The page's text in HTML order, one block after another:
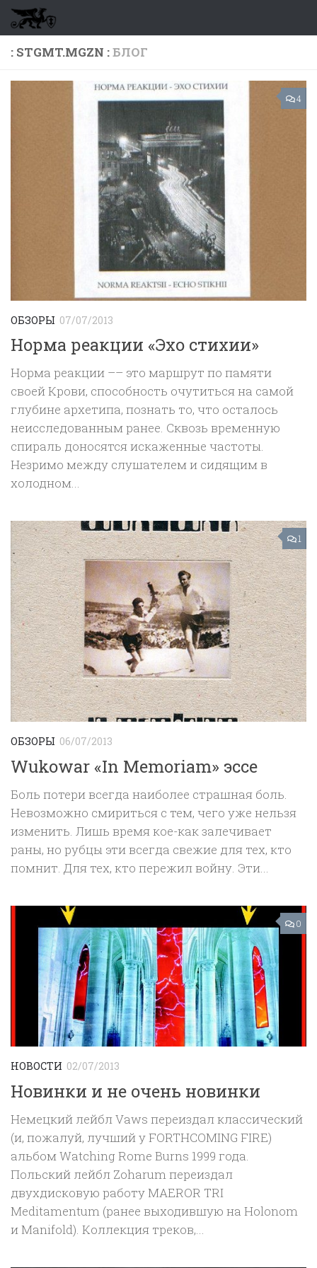
Перейти к содержимому
: STGMT.MGZN :БЛОГ
4
ОБЗОРЫ 07/07/2013
Норма реакции «Эхо стихии»
Норма реакции –– это маршрут по памяти
своей Крови, способность очутиться на самой
глубине архетипа, познать то, что осталось
неисследованным ранее. Сквозь временную
спираль доносятся искаженные частоты.
Незримо между слушателем и сидящим в
холодном...
1
ОБЗОРЫ 06/07/2013
Wukowar «In Memoriam» эссе
Боль потери всегда наиболее страшная боль.
Невозможно смириться с тем, чего уже нельзя
изменить. Лишь время кое-как залечивает
раны, но рубцы эти всегда свежие для тех, кто
помнит. Для тех, кто пережил войну. Эти...
0
НОВОСТИ 02/07/2013
Новинки и не очень новинки
Немецкий лейбл Vaws переиздал классический
(и, пожалуй, лучший у FORTHCOMING FIRE)
альбом Watching Rome Burns 1999 года.
Польский лейбл Zoharum переиздал
двухдисковую работу MAEROR TRI
Meditamentum (ранее выходившую на Holonom
и Manifold). Коллекция треков,...